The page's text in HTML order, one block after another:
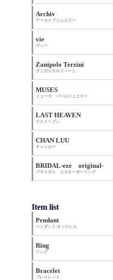
Archiv
アーカイブジュエリー
vie
ヴィー
Zanipolo Terzini
ザニポロタルツィーニ
MUSES
ミューズ パールジュエリー
LAST HEAVEN
ラストヘブン
CHAN LUU
チャンルー
BRIDAL-eze original-
ブライダル エズオーダーリング
Item list
Pendant
ペンダント/ネックレス
Ring
リング
Bracelet
ブレスレット